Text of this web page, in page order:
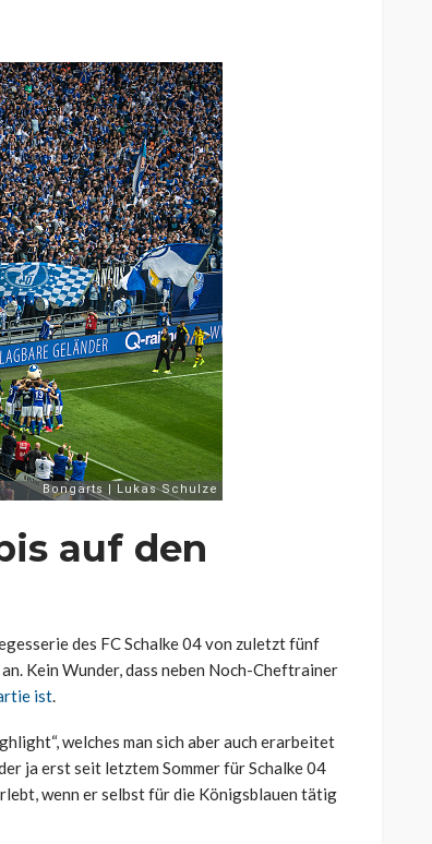
auf den
des FC Schalke 04 von zuletzt fünf
Kein Wunder, dass neben Noch-Cheftrainer
ist.
welches man sich aber auch erarbeitet
ja erst seit letztem Sommer für Schalke 04
wenn er selbst für die Königsblauen tätig